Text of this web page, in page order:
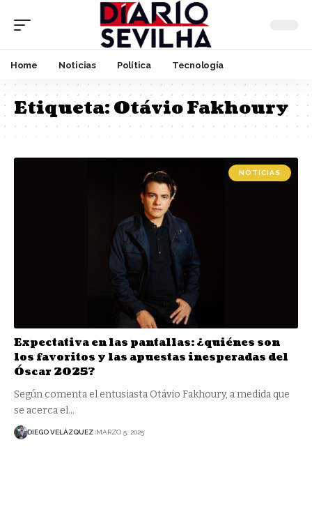
Home Noticias Política Tecnología
Etiqueta:Otávio Fakhoury
NOTICIAS
Expectativa en las pantallas: ¿quiénes son
los favoritos y las apuestas inesperadas del
Óscar 2025?
Según comenta el entusiasta Otávio Fakhoury, a medida que
se acerca el…
DIEGO VELÁZQUEZ MARZO 5, 2025